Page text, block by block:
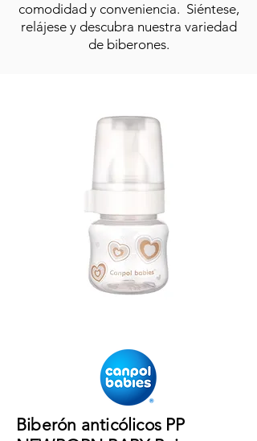
comodidad y conveniencia. Siéntese,
relájese y descubra nuestra variedad
de biberones.
Biberón anticólicos PP